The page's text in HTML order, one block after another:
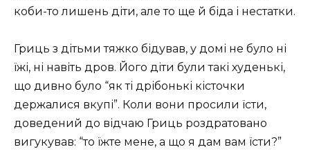
коби-то лишень діти, але то ще й біда і нестатки.
Гриць з дітьми тяжко бідував, у домі не було ні
їжі, ні навіть дров. Його діти були такі худенькі,
що дивно було “як ті дрібонькі кісточки
держалися вкупі”. Коли вони просили їсти,
доведений до відчаю Гриць роздратовано
вигукував: “то їжте мене, а що я дам вам їсти?”